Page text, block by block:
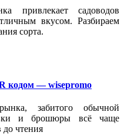
привлекает садоводов
вкусом. Разбираем
сорта.
кодом — wisepromo
забитого обычной
и брошюры всё чаще
до чтения